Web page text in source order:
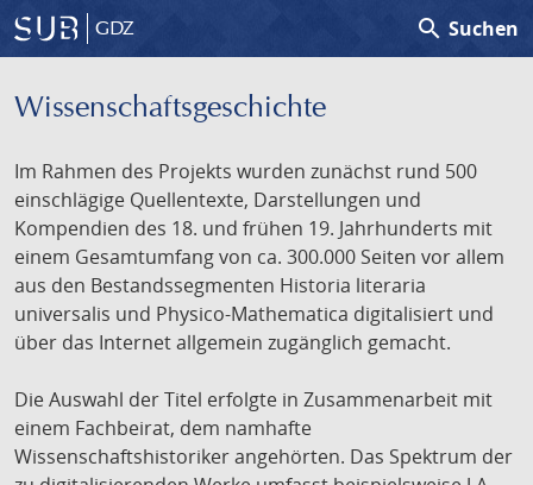
GDZ search Suchen
Wissenschafts­geschichte
Im Rahmen des Projekts wurden zunächst rund 500
einschlägige Quellentexte, Darstellungen und
Kompendien des 18. und frühen 19. Jahrhunderts mit
einem Gesamtumfang von ca. 300.000 Seiten vor allem
aus den Bestandssegmenten Historia literaria
universalis und Physico-Mathematica digitalisiert und
über das Internet allgemein zugänglich gemacht.
Die Auswahl der Titel erfolgte in Zusammenarbeit mit
einem Fachbeirat, dem namhafte
Wissenschaftshistoriker angehörten. Das Spektrum der